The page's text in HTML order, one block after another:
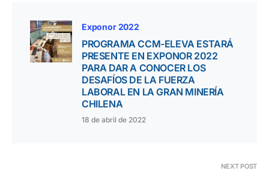
Exponor 2022
PROGRAMA CCM-ELEVA ESTARÁ
PRESENTE EN EXPONOR 2022
PARA DAR A CONOCER LOS
DESAFÍOS DE LA FUERZA
LABORAL EN LA GRAN MINERÍA
CHILENA
18 de abril de 2022
NEXT POST